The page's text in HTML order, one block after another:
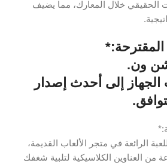
الحقيقي خلال المعارك، مما يضيف
ون.
إلى أحدث إصدار
الرائعة في متجر الألعاب القديمة،
العناوين الكلاسيكية لتلبية شغفك